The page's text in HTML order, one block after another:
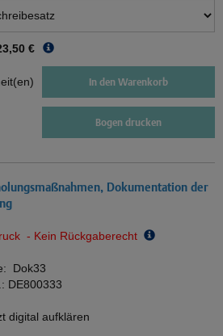
€
In den Warenkorb
Bogen drucken
Dokumentation der
- Kein Rückgaberecht
Dok33
DE800333
digital aufklären